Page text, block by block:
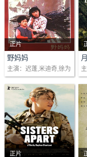
及时逃脱，遇上了一..
正片
剧情：故事发生在1970
年代。某日黄昏，罗二
饰）赶着一辆破车前往
罗家村，车上坐着被打
倒的原地委书记..
野妈妈
主演：迟蓬,米迪奇,徐为
平,位北原,贾六,张慕芹
正片